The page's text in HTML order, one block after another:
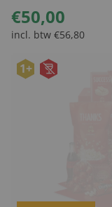
€50,00
incl. btw €56,80
1+